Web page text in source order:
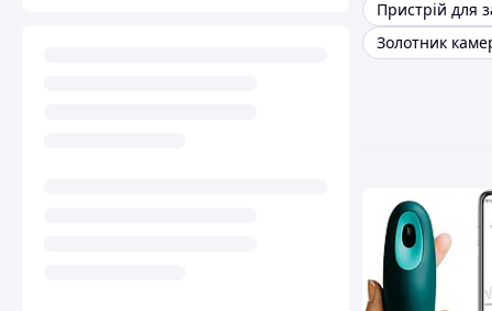
Золотник